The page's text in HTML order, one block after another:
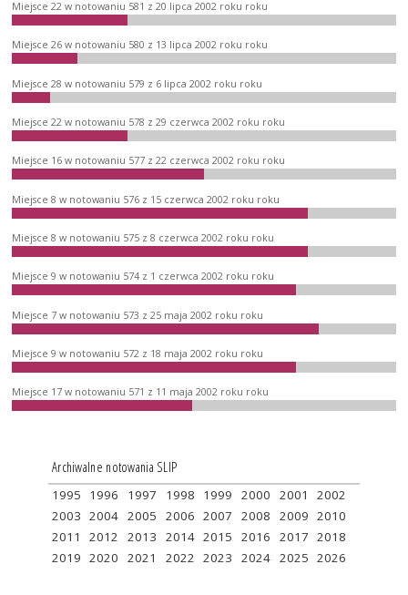
Miejsce 22 w notowaniu 581 z 20 lipca 2002 roku roku
Miejsce 26 w notowaniu 580 z 13 lipca 2002 roku roku
Miejsce 28 w notowaniu 579 z 6 lipca 2002 roku roku
Miejsce 22 w notowaniu 578 z 29 czerwca 2002 roku roku
Miejsce 16 w notowaniu 577 z 22 czerwca 2002 roku roku
Miejsce 8 w notowaniu 576 z 15 czerwca 2002 roku roku
Miejsce 8 w notowaniu 575 z 8 czerwca 2002 roku roku
Miejsce 9 w notowaniu 574 z 1 czerwca 2002 roku roku
Miejsce 7 w notowaniu 573 z 25 maja 2002 roku roku
Miejsce 9 w notowaniu 572 z 18 maja 2002 roku roku
Miejsce 17 w notowaniu 571 z 11 maja 2002 roku roku
Archiwalne notowania SLIP
1995 1996 1997 1998 1999 2000 2001
2002
2003 2004 2005 2006 2007 2008 2009 2010
2011
2012 2013 2014 2015 2016 2017 2018
2019 2020 2021 2022 2023 2024 2025 2026